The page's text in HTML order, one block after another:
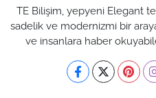
TE Bilişim, yepyeni Elegant
sadelik ve modernizmi bir
ve insanlara haber